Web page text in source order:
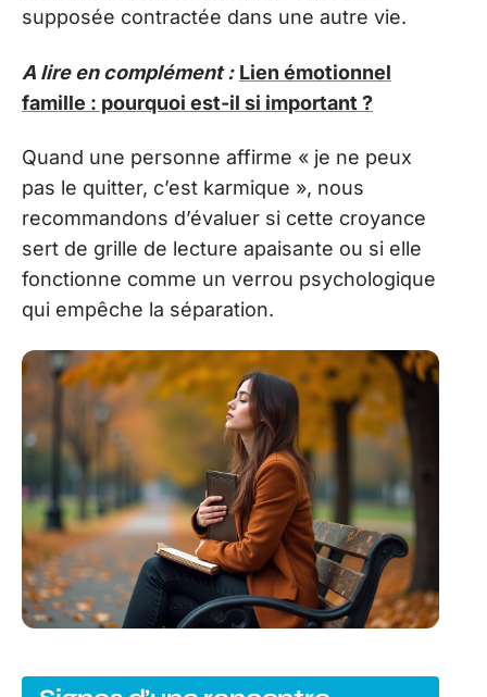
supposée contractée dans une autre vie.
A lire en complément : Lien émotionnel
famille : pourquoi est-il si important ?
Quand une personne affirme « je ne peux
pas le quitter, c’est karmique », nous
recommandons d’évaluer si cette croyance
sert de grille de lecture apaisante ou si elle
fonctionne comme un verrou psychologique
qui empêche la séparation.